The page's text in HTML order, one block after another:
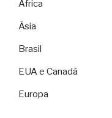
África
Ásia
Brasil
EUA e Canadá
Europa